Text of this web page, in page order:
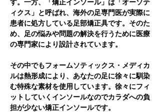
す。一方、「矯正インソール」は「オーソテ
ィクス」と呼ばれ、海外の足専門医が実際に
患者に処方している足部矯正具です。そのた
め、足の悩みや問題の解決を行うために医療
の専門家により設計されています。
その中でもフォームソティックス・メディカ
ルは熱形成により、あなたの足に徐々に馴染
む特殊な素材を使用しています。徐々にフィ
ットしていくインソールなのでカラダへの負
担が少ない矯正インソールです。